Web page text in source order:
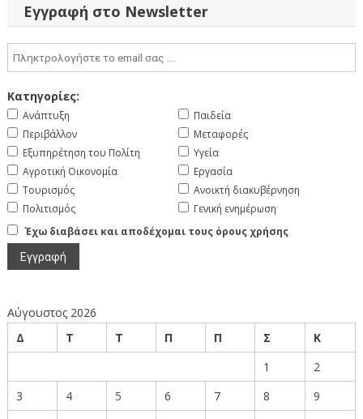
Εγγραφή στο Newsletter
Κατηγορίες:
Ανάπτυξη
Περιβάλλον
Εξυπηρέτηση του Πολίτη
Αγροτική Οικονομία
Τουρισμός
Πολιτισμός
Παιδεία
Μεταφορές
Υγεία
Εργασία
Ανοικτή διακυβέρνηση
Γενική ενημέρωση
Έχω διαβάσει και αποδέχομαι τους όρους χρήσης
Αύγουστος 2026
Δ
Τ Τ Π Π Σ
Κ
1
2
3
4 5 6 7 8
9